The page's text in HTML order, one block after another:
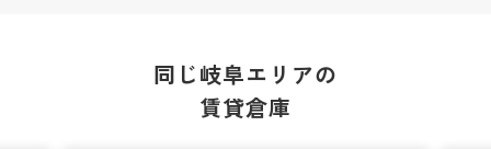
同じ岐阜エリアの
賃貸倉庫